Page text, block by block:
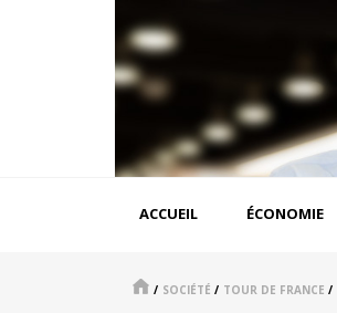
principale
ACCUEIL ÉCONOMIE
/ SOCIÉTÉ / TOUR DE FRANCE /